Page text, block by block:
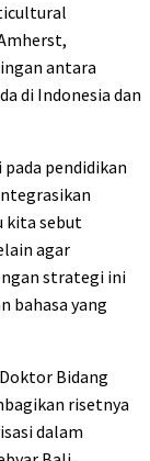
antara
di Indonesia dan
pendidikan
kita sebut
agar
strategi ini
bahasa yang
Bidang
risetnya
dalam